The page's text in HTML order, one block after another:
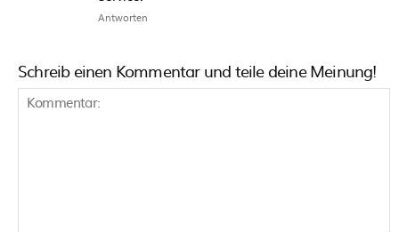
Antworten
Schreib einen Kommentar und teile deine Meinung!